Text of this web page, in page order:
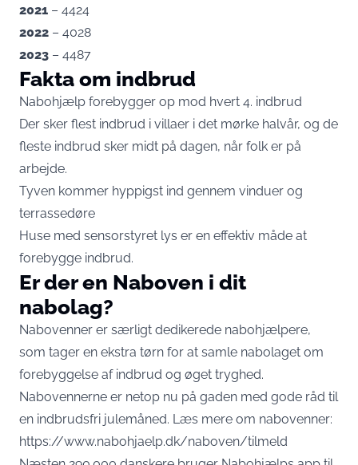
2021 – 4424
2022 – 4028
2023 – 4487
Fakta om indbrud
Nabohjælp forebygger op mod hvert 4. indbrud
Der sker flest indbrud i villaer i det mørke halvår, og de
fleste indbrud sker midt på dagen, når folk er på
arbejde.
Tyven kommer hyppigst ind gennem vinduer og
terrassedøre
Huse med sensorstyret lys er en effektiv måde at
forebygge indbrud.
Er der en Naboven i dit
nabolag?
Nabovenner er særligt dedikerede nabohjælpere,
som tager en ekstra tørn for at samle nabolaget om
forebyggelse af indbrud og øget tryghed.
Nabovennerne er netop nu på gaden med gode råd til
en indbrudsfri julemåned. Læs mere om nabovenner:
https://www.nabohjaelp.dk/naboven/tilmeld